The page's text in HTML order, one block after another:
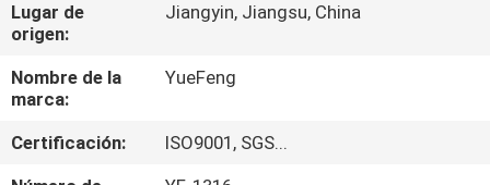
VISITA
A
LA
FÁBRICA
Lugar de
origen:
Jiangyin, Jiangsu, China
Nombre de la
marca:
YueFeng
Certificación:
ISO9001, SGS...